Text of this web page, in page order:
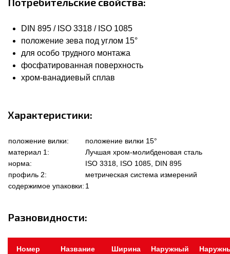
DIN 895 / ISO 3318 / ISO 1085
положение зева под углом 15°
для особо трудного монтажа
фосфатированная поверхность
хром-ванадиевый сплав
Характеристики:
положение вилки:
положение вилки 15°
материал 1:
Лучшая хром-молибденовая сталь
норма:
ISO 3318, ISO 1085, DIN 895
профиль 2:
метрическая система измерений
содержимое упаковки: 1
Разновидности:
Номер
Название
Ширина
Наружный